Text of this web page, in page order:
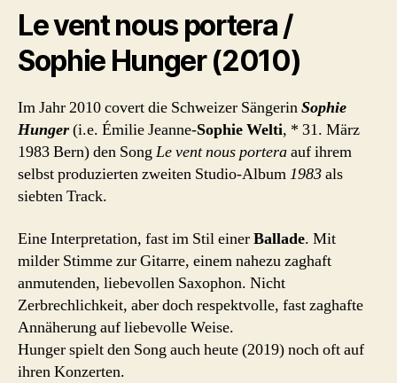
Le vent nous portera /
Sophie Hunger (2010)
Im Jahr 2010 covert die Schweizer SängerinSophie
Hunger(i.e. Émilie Jeanne-Sophie Welti, * 31. März
1983 Bern) den SongLe vent nous porteraauf ihrem
selbst produzierten zweiten Studio-Album1983als
siebten Track.
Eine Interpretation, fast im Stil einerBallade. Mit
milder Stimme zur Gitarre, einem nahezu zaghaft
anmutenden, liebevollen Saxophon. Nicht
Zerbrechlichkeit, aber doch respektvolle, fast zaghafte
Annäherung auf liebevolle Weise.
Hunger spielt den Song auch heute (2019) noch oft auf
ihren Konzerten.